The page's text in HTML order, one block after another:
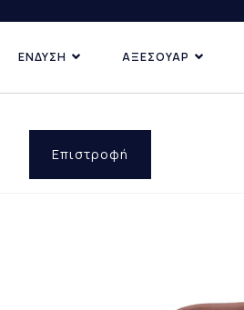
ΕΝΔΥΣΗ ΑΞΕΣΟΥΑΡ
Επιστροφή